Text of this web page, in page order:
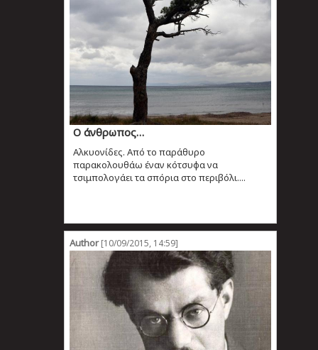
Ο άνθρωπος…
Αλκυονίδες. Από το παράθυρο
παρακολουθάω έναν κότσυφα να
τσιμπολογάει τα σπόρια στο περιβόλι....
Author[10/09/2015, 14:59]